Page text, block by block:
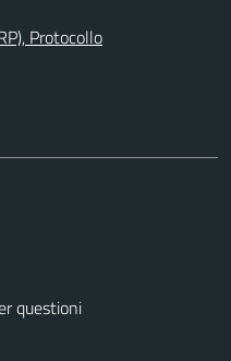
Protocollo
questioni